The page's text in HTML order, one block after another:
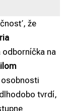
že
odborníčka na
osobnosti
tvrdí,